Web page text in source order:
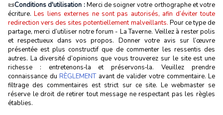
📜Conditions d'utilisation :Merci de soigner votre orthographe et votre
écriture.Les liens externes ne sont pas autorisés, afin d’éviter toute
redirection vers des sites potentiellement malveillants. Pour ce type de
partage, merci d’utiliser notre forum - La Taverne. Veillez à rester polis
et respectueux dans vos propos. Donner votre avis sur l’œuvre
présentée est plus constructif que de commenter les ressentis des
autres. La diversité d’opinions que vous trouverez sur le site est une
richesse : entretenons‑la et préservons‑la. Veuillez prendre
connaissance du RÈGLEMENTavant de valider votre commentaire. Le
filtrage des commentaires est strict sur ce site. Le webmaster se
réserve le droit de retirer tout message ne respectant pas les règles
établies.